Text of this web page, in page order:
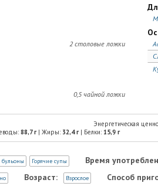
2 столовые ложки
0,5 чайной ложки
Энергетическая
88,7г| Жиры: 32,4г| Белки: 15,9 г
Горячие супы
Время
Возраст: Взрослое Способ